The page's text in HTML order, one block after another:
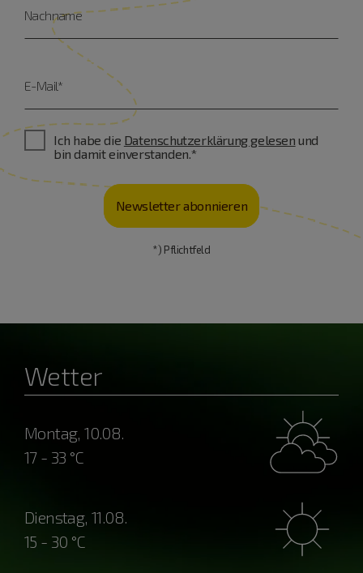
Nachname
E-Mail*
Ich habe die Datenschutzerklärung gelesen und
bin damit einverstanden.*
Newsletter abonnieren
*) Pflichtfeld
Wetter
Montag, 10.08.
17 - 33 °C
Dienstag, 11.08.
15 - 30 °C